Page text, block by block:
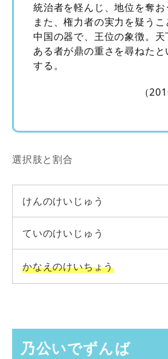
統治者を軽んじ、地位を奪お
また、権力者の実力を疑う
中国の器で、王位の象徴。
ある者が鼎の重さを尋ねた
する。
（
選択肢と割合
けんのけいじゅう
ていのけいじゅう
かなえのけいちょう
乃公いでずんば